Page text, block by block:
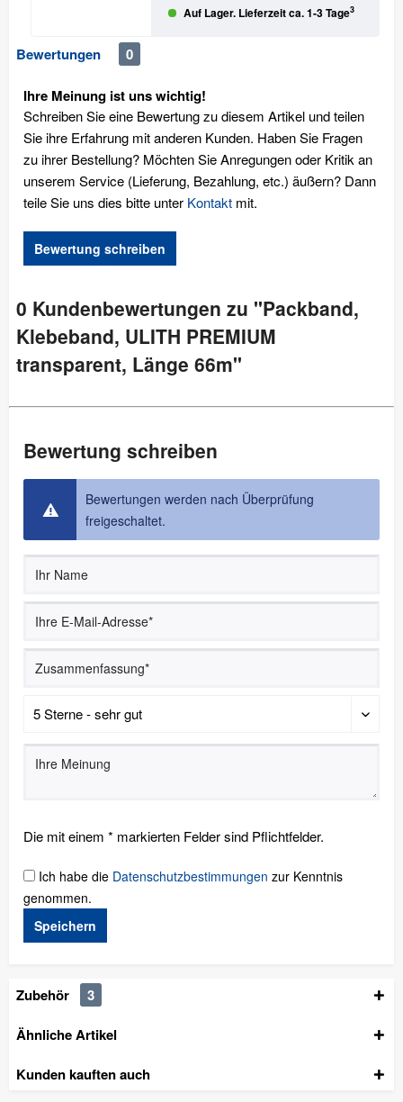
Auf Lager. Lieferzeit ca. 1-3 Tage3
Bewertungen 0
Ihre Meinung ist uns wichtig!
Schreiben Sie eine Bewertung zu diesem Artikel und teilen
Sie ihre Erfahrung mit anderen Kunden. Haben Sie Fragen
zu ihrer Bestellung? Möchten Sie Anregungen oder Kritik an
unserem Service (Lieferung, Bezahlung, etc.) äußern? Dann
teile Sie uns dies bitte unter Kontakt mit.
Bewertung schreiben
0 Kundenbewertungen zu "Packband,
Klebeband, ULITH PREMIUM
transparent, Länge 66m"
Bewertung schreiben
Bewertungen werden nach Überprüfung
freigeschaltet.
Die mit einem * markierten Felder sind Pflichtfelder.
Ich habe die Datenschutzbestimmungen zur Kenntnis
genommen.
Speichern
Zubehör
3
Ähnliche Artikel
Kunden kauften auch